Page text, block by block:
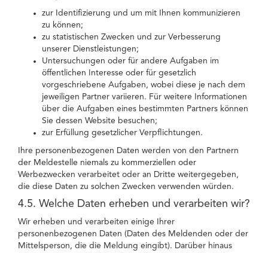
zur Identifizierung und um mit Ihnen kommunizieren
zu können;
zu statistischen Zwecken und zur Verbesserung
unserer Dienstleistungen;
Untersuchungen oder für andere Aufgaben im
öffentlichen Interesse oder für gesetzlich
vorgeschriebene Aufgaben, wobei diese je nach dem
jeweiligen Partner variieren. Für weitere Informationen
über die Aufgaben eines bestimmten Partners können
Sie dessen Website besuchen;
zur Erfüllung gesetzlicher Verpflichtungen.
Ihre personenbezogenen Daten werden von den Partnern
der Meldestelle niemals zu kommerziellen oder
Werbezwecken verarbeitet oder an Dritte weitergegeben,
die diese Daten zu solchen Zwecken verwenden würden.
4.5. Welche Daten erheben und verarbeiten wir?
Wir erheben und verarbeiten einige Ihrer
personenbezogenen Daten (Daten des Meldenden oder der
Mittelsperson, die die Meldung eingibt). Darüber hinaus